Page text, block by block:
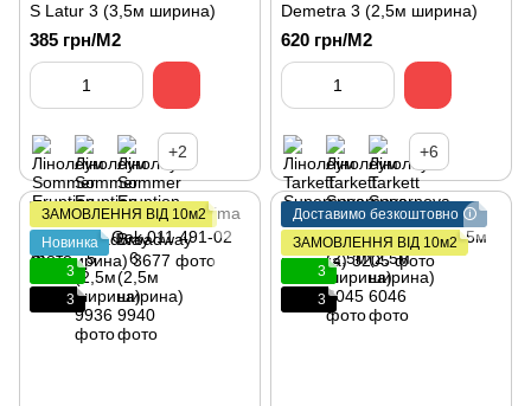
S Latur 3 (3,5м ширина)
385 грн/М2
+2
Demetra 3 (2,5м ширина)
620 грн/М2
+6
ЗАМОВЛЕННЯ ВІД 10м2
Новинка
3
3
Доставимо безкоштовно 🛈
ЗАМОВЛЕННЯ ВІД 10м2
3
3